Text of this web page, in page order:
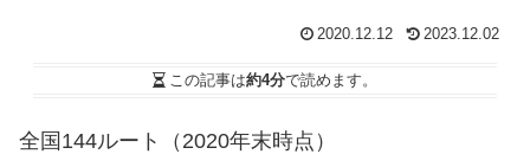
2020.12.12 2023.12.02
この記事は約4分で読めます。
全国144ルート（2020年末時点）